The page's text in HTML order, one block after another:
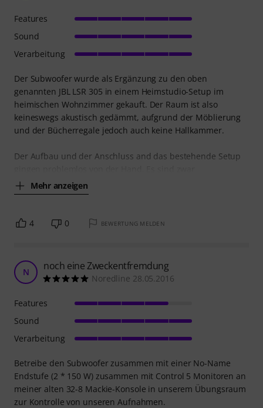
Der Subwoofer wurde als Ergänzung zu den oben
genannten JBL LSR 305 in einem Heimstudio-Setup im
heimischen Wohnzimmer gekauft. Der Raum ist also
keineswegs akustisch gedämmt, aufgrund der Möblierung
und der Bücherregale jedoch auch keine Hallkammer.
Der Aufbau und der Anschluss and das bestehende Setup
Mehr anzeigen
Features
Sound
Verarbeitung
4 0 BEWERTUNG MELDEN
N noch eine Zweckentfremdung
Noredline 28.05.2016
Betreibe den Subwoofer zusammen mit einer No-Name
Endstufe (2 * 150 W) zusammen mit Control 5 Monitoren an
meiner alten 32-8 Mackie-Konsole in unserem Übungsraum
zur Kontrolle von unseren Aufnahmen.
Features
Sound
Verarbeitung